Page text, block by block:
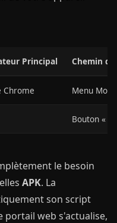
Principal Chemin
Chrome Menu
Bouton «
le besoin
APK. La
son script
portail web s'actualise,